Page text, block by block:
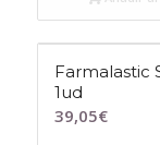
Farmalastic
1ud
39,05€